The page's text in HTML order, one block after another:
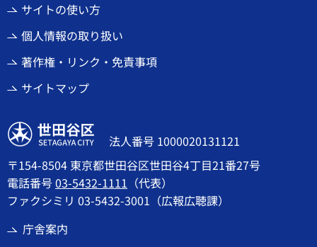
サイトの使い方
個人情報の取り扱い
著作権・リンク・免責事項
サイトマップ
世田谷区
法人番号 1000020131121
〒154-8504 東京都世田谷区世田谷4丁目21番27号
電話番号03-5432-1111 （代表）
ファクシミリ 03-5432-3001（広報広聴課）
庁舎案内